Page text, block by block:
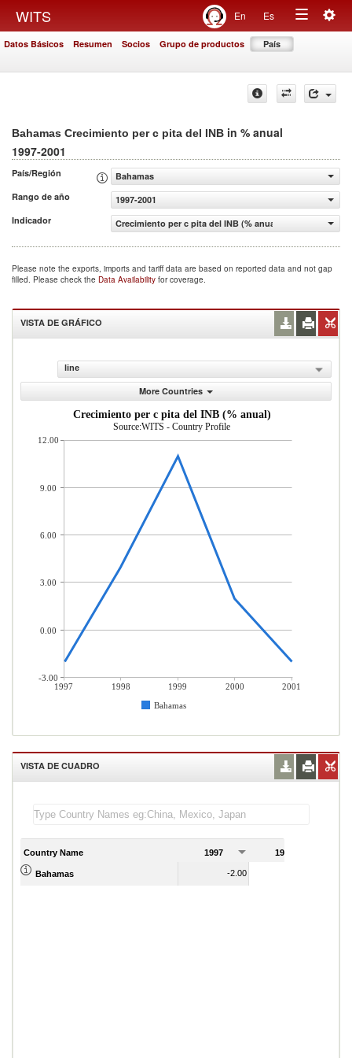
WITS En Es
Toggle
Datos Básicos Resumen Socios Grupo de productos País
Bahamas Crecimiento per c pita del INB in % anual
1997-2001
País/Región
Bahamas
Rango de año
1997-2001
Indicador
Crecimiento per c pita del INB (% anual)
Please note the exports, imports and tariff data are based on reported data and not gap
filled. Please check the Data Availability for coverage.
VISTA DE GRÁFICO
line
More Countries
Crecimiento per c pita del INB (% anual)
Source:WITS - Country Profile
1997 1998 1999 2000
2001
Bahamas
12.00
9.00
6.00
3.00
0.00
-3.00
VISTA DE CUADRO
Country Name 1997 1998
Bahamas -2.00